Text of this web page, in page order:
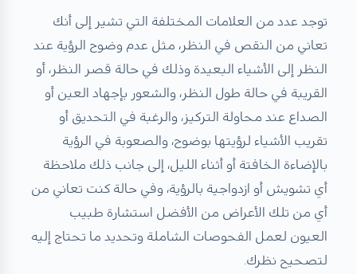
توجد عدد من العلامات المختلفة التي تشير إلى أنك
تعاني من النقص في النظر، مثل عدم وضوح الرؤية عند
النظر إلى الأشياء البعيدة وذلك في حالة قصر النظر، أو
القريبة في حالة طول النظر، والشعور بإجهاد العين أو
الصداع عند محاولة التركيز، والرغبة في التحديق أو
تقريب الأشياء لرؤيتها بوضوح، والصعوبة في الرؤية
بالإضاءة الخافتة أو أثناء الليل، إلى جانب ذلك ملاحظة
أي تشويش أو ازدواجية بالرؤية، وفي حالة كنت تعاني من
أي من تلك الأعراض من الأفضل استشارة طبيب
العيون لعمل الفحوصات الشاملة وتحديد ما تحتاج إليه
لتصحيح نظرك.